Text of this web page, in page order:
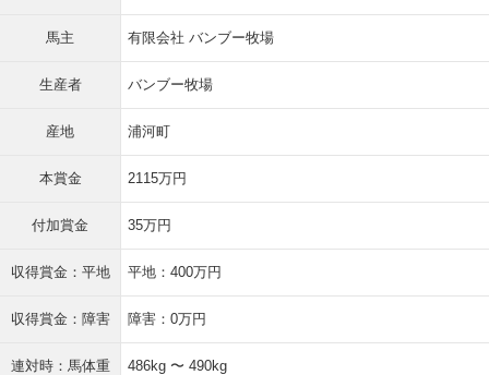
馬主 有限会社 バンブー牧場
生産者 バンブー牧場
産地 浦河町
本賞金 2115万円
付加賞金 35万円
収得賞金：平地 平地：400万円
収得賞金：障害 障害：0万円
連対時：馬体重 486kg 〜 490kg